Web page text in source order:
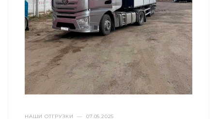
НАШИ ОТГРУЗКИ — 07.05.2025